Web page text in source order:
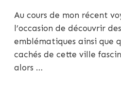
Au cours de mon récent
l’occasion de découvrir
emblématiques ainsi que
cachés de cette ville
alors …